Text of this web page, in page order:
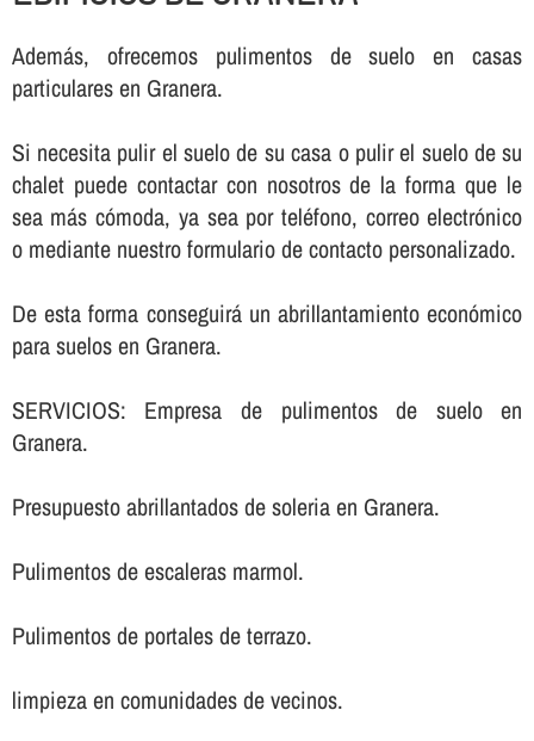
Además, ofrecemos pulimentos de suelo en casas
particulares en Granera.
Si necesita pulir el suelo de su casa o pulir el suelo de su
chalet puede contactar con nosotros de la forma que le
sea más cómoda, ya sea por teléfono, correo electrónico
o mediante nuestro formulario de contacto personalizado.
De esta forma conseguirá un abrillantamiento económico
para suelos en Granera.
SERVICIOS: Empresa de pulimentos de suelo en
Granera.
Presupuesto abrillantados de soleria en Granera.
Pulimentos de escaleras marmol.
Pulimentos de portales de terrazo.
limpieza en comunidades de vecinos.